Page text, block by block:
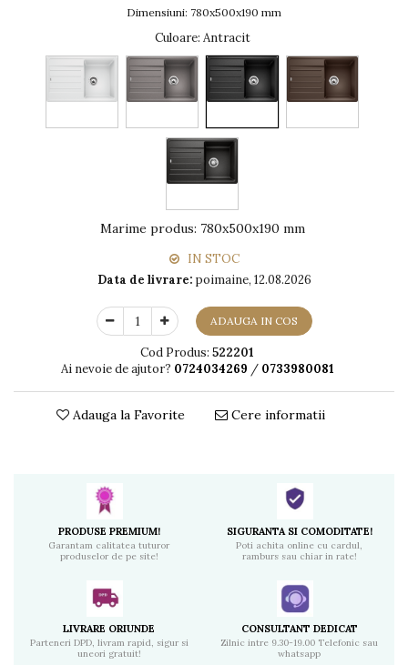
Dimensiuni: 780x500x190 mm
Culoare: Antracit
Marime produs: 780x500x190 mm
IN STOC
Data de livrare: poimaine, 12.08.2026
ADAUGA IN COS
Cod Produs: 522201
Ai nevoie de ajutor? 0724034269 / 0733980081
Adauga la Favorite Cere informatii
PRODUSE PREMIUM!
Garantam calitatea tuturor
produselor de pe site!
SIGURANTA SI COMODITATE!
Poti achita online cu cardul,
ramburs sau chiar in rate!
LIVRARE ORIUNDE
Parteneri DPD, livram rapid, sigur si
uneori gratuit!
CONSULTANT DEDICAT
Zilnic intre 9.30-19.00 Telefonic sau
whatsapp